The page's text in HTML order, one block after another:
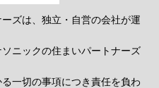
ズは、独立・自営の会社が運
ニックの住まいパートナーズ
一切の事項につき責任を負わ